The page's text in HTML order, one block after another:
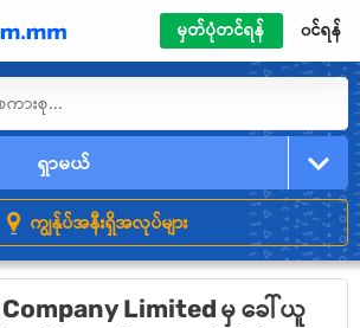
မှတ်ပုံတင်ရန် ၀င်ရန်
ရှာမယ်
ကျွန်ုပ်အနီးရှိအလုပ်များ
Company Limited မှ ခေါ်ယူ